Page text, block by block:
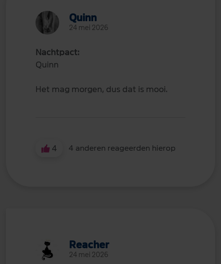
Quinn
24 mei 2026
Nachtpact:
Quinn
Het mag morgen, dus dat is mooi.
4 4 anderen reageerden hierop
Reacher
24 mei 2026